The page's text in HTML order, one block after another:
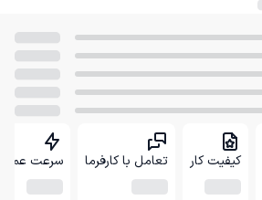
کیفیت کار تعامل با کارفرما سرعت عمل